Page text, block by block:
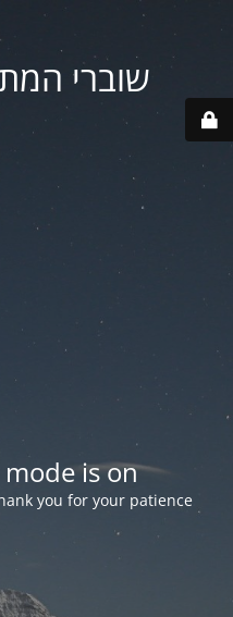
שוברי
is on
you for your patience!